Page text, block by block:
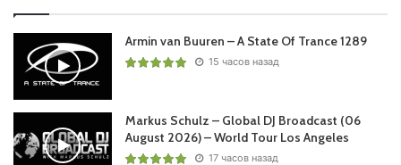
Armin van Buuren – A State Of Trance 1289
15 часов назад
Markus Schulz – Global DJ Broadcast (06
August 2026) – World Tour Los Angeles
17 часов назад